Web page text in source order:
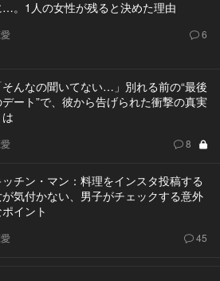
…。1人の女性が残ると決めた理由
6
そんなの聞いてない…」別れる前の“最後
ート”で、彼から告げられた衝撃の真実
は
8
ッチン・マン：料理をインスタ投稿する
気付かない、男子がチェックする意外
イント
45